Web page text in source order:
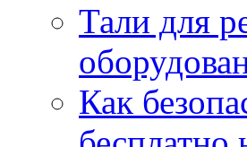
Тали для
Как